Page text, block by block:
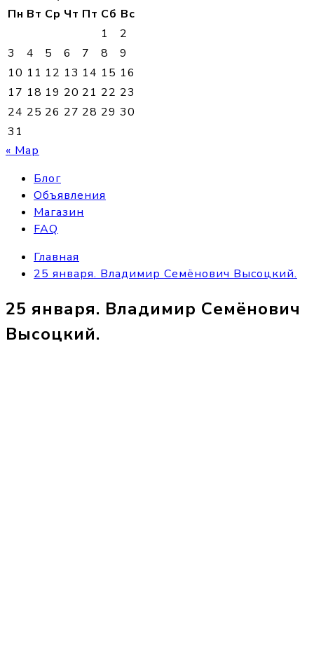
Пн Вт Ср Чт Пт Сб Вс
1
2
3
4 5 6 7 8
9
10 11 12 13 14 15 16
17 18 19 20 21 22 23
24 25 26 27 28 29 30
31
« Мар
Блог
Объявления
Магазин
FAQ
Главная
25 января. Владимир Семёнович Высоцкий.
25 января. Владимир Семёнович
Высоцкий.